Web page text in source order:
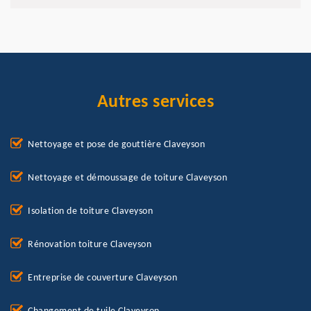
Autres services
Nettoyage et pose de gouttière Claveyson
Nettoyage et démoussage de toiture Claveyson
Isolation de toiture Claveyson
Rénovation toiture Claveyson
Entreprise de couverture Claveyson